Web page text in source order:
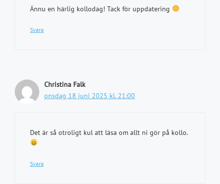
Ännu en härlig kollodag! Tack för uppdatering
Svara
Christina Falk
onsdag 18 juni 2025 kl. 21:00
Det är så otroligt kul att läsa om allt ni gör på kollo.
Svara